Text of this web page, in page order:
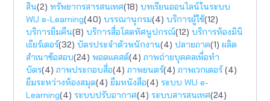
สิน(2) ทรัพยากรสารสนเทศ(18) บทเรียนออนไลน์ในระบบ
WU e-Learning(40) บรรณานุกรม(4) บริการผู้ใช้(12)
บริการยืมคืน(8) บริการสื่อโสตทัศนูปกรณ์(12) บริการห้องมินิ
เธียร์เตอร์(32) บัตรประจำตัวพนักงาน(4) ปลายภาค(1) ผลิต
สำเนาข้อสอบ(24) พอดแคสต์(4) ภาพถ่ายบุคคลเพื่อทำ
บัตร(4) ภาพประกอบสื่อ(4) ภาพยนตร์(4) ภาพเวกเตอร์(4)
ยืมระหว่างห้องสมุด(4) ยืมหนังสือ(4) ระบบ WU e-
Learning(4) ระบบปรับอากาศ(4) ระบบสารสนเทศ(24)